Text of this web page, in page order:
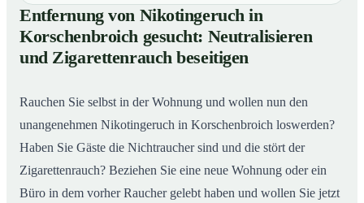
01 Entfernung von Nikotingeruch in Korschenbroich
gesucht: Neutralisieren und Zigarettenrauch beseitigen
02So entfernen wir Nikotingeruch in Korschenbroich
nachhaltig
Entfernung von Nikotingeruch in
Korschenbroich gesucht: Neutralisieren
und Zigarettenrauch beseitigen
Rauchen Sie selbst in der Wohnung und wollen nun den
unangenehmen Nikotingeruch in Korschenbroich loswerden?
Haben Sie Gäste die Nichtraucher sind und die stört der
Zigarettenrauch? Beziehen Sie eine neue Wohnung oder ein
Büro in dem vorher Raucher gelebt haben und wollen Sie jetzt